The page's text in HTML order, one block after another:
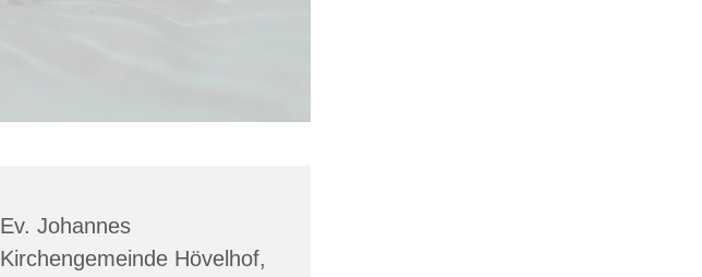
Ev. Johannes
Kirchengemeinde Hövelhof,